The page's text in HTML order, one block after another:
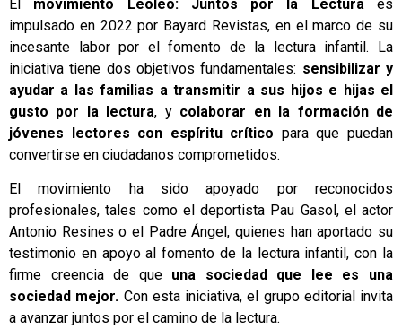
El movimiento Leoleo: Juntos por la Lectura es
impulsado en 2022 por Bayard Revistas, en el marco de su
incesante labor por el fomento de la lectura infantil. La
iniciativa tiene dos objetivos fundamentales: sensibilizar y
ayudar a las familias a transmitir a sus hijos e hijas el
gusto por la lectura, y colaborar en la formación de
jóvenes lectores con espíritu crítico para que puedan
convertirse en ciudadanos comprometidos.
El movimiento ha sido apoyado por reconocidos
profesionales, tales como el deportista Pau Gasol, el actor
Antonio Resines o el Padre Ángel, quienes han aportado su
testimonio en apoyo al fomento de la lectura infantil, con la
firme creencia de que una sociedad que lee es una
sociedad mejor. Con esta iniciativa, el grupo editorial invita
a avanzar juntos por el camino de la lectura.